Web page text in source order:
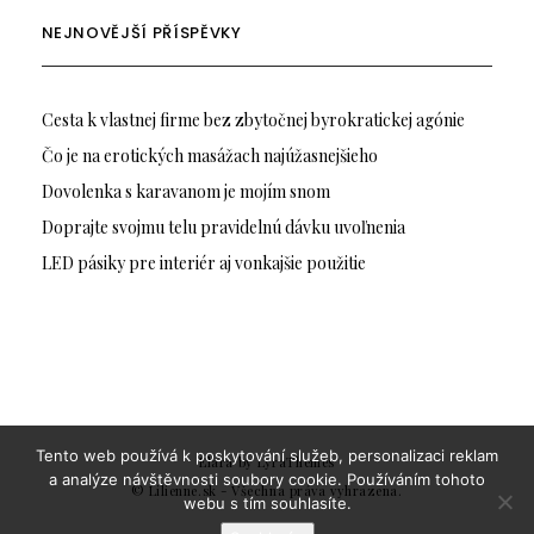
NEJNOVĚJŠÍ PŘÍSPĚVKY
Cesta k vlastnej firme bez zbytočnej byrokratickej agónie
Čo je na erotických masážach najúžasnejšieho
Dovolenka s karavanom je mojím snom
Doprajte svojmu telu pravidelnú dávku uvoľnenia
LED pásiky pre interiér aj vonkajšie použitie
Elaraby LyraThemes
© Lilienne.sk - Všechna práva vyhrazena.
Tento web používá k poskytování služeb, personalizaci reklam
a analýze návštěvnosti soubory cookie. Používáním tohoto
webu s tím souhlasíte.